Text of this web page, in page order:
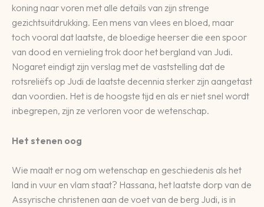
koning naar voren met alle details van zijn strenge
gezichtsuitdrukking. Een mens van vlees en bloed, maar
toch vooral dat laatste, de bloedige heerser die een spoor
van dood en vernieling trok door het bergland van Judi.
Nogaret eindigt zijn verslag met de vaststelling dat de
rotsreliëfs op Judi de laatste decennia sterker zijn aangetast
dan voordien. Het is de hoogste tijd en als er niet snel wordt
inbegrepen, zijn ze verloren voor de wetenschap.
Het stenen oog
Wie maalt er nog om wetenschap en geschiedenis als het
land in vuur en vlam staat? Hassana, het laatste dorp van de
Assyrische christenen aan de voet van de berg Judi, is in